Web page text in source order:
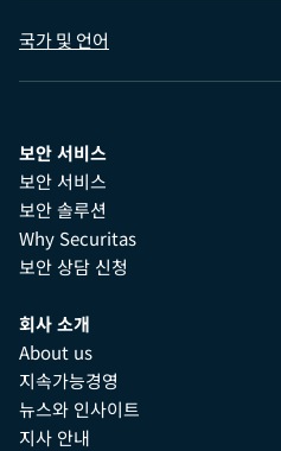
국가 및 언어
보안 서비스
보안 서비스
보안 솔루션
Why Securitas
보안 상담 신청
회사 소개
About us
지속가능경영
뉴스와 인사이트
지사 안내